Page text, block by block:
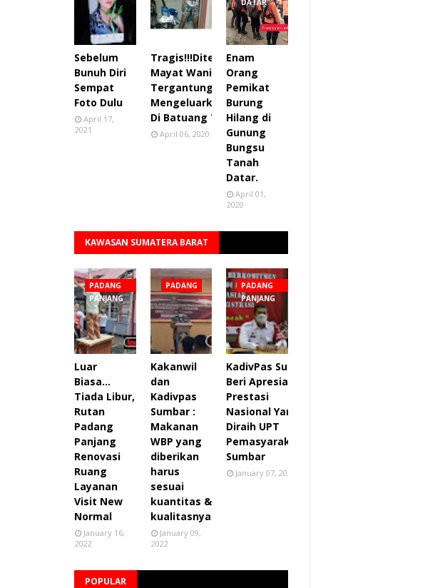
Sebelum
Bunuh Diri
Sempat
Foto Dulu
April 17,
2021
Tragis!!!Ditemukan
Mayat Wanita
Tergantung sudah
Mengeluarkan Bau
Di Batuang Taba.
April 06, 2020
DATAR
Enam
Orang
Pemikat
Burung
Hilang di
Gunung
Bungsu
Tanah
Datar.
April 01,
2020
KAWASAN SUMATERA BARAT
Lihat semua
PADANG
PANJANG
Luar
Biasa...
Tiada Libur,
Rutan
Padang
Panjang
Renovasi
Ruang
Layanan
Visit New
Normal
January 16,
2022
PADANG
Kakanwil
dan
Kadivpas
Sumbar :
Makanan
WBP yang
diberikan
harus
sesuai
kuantitas &
kualitasnya
January 09,
2022
PADANG
PANJANG
KadivPas Sumbar
Beri Apresiasi 27
Prestasi
Nasional Yang
Diraih UPT
Pemasyarakatan
Sumbar
January 07, 2022
POPULAR